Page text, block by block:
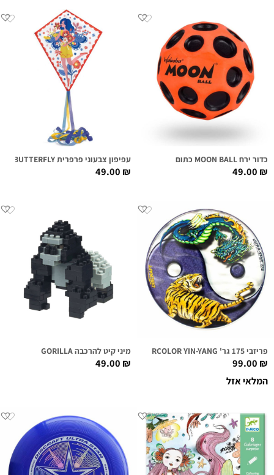
כדור ירח MOON BALL כתום
49.00₪
עפיפון צבעוני פרפרית BUTTERFLY
49.00₪
פריזבי 175 גר' DISCRAFT SUPERCOLOR YIN-YANG
99.00₪
המלאי אזל
מיני קיט להרכבה GORILLA
49.00₪